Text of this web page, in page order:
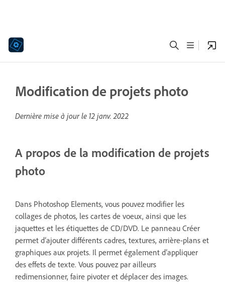
Modification de projets photo
Dernière mise à jour le 12 janv. 2022
A propos de la modification de projets
photo
Dans Photoshop Elements, vous pouvez modifier les
collages de photos, les cartes de voeux, ainsi que les
jaquettes et les étiquettes de CD/DVD. Le panneau Créer
permet d’ajouter différents cadres, textures, arrière-plans et
graphiques aux projets. Il permet également d’appliquer
des effets de texte. Vous pouvez par ailleurs
redimensionner, faire pivoter et déplacer des images.